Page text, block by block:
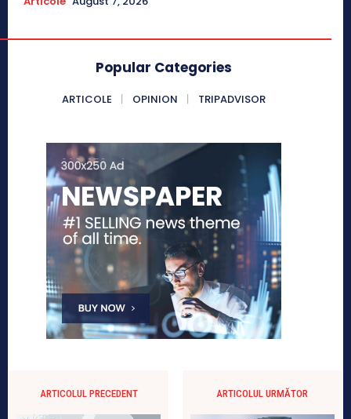
Popular Categories
ARTICOLE OPINION TRIPADVISOR
ARTICOLUL PRECEDENT ARTICOLUL URMĂTOR